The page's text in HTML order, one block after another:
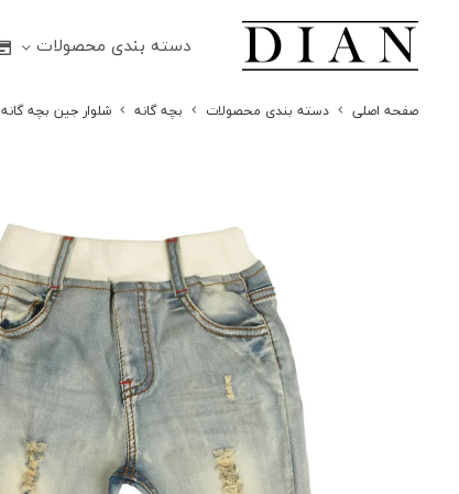
دسته بندی محصولات
صفحه اصلی دسته بندی محصولات بچه گانه شلوار جین بچه گانه